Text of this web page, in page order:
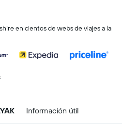
en cientos de webs de viajes a la
Información útil